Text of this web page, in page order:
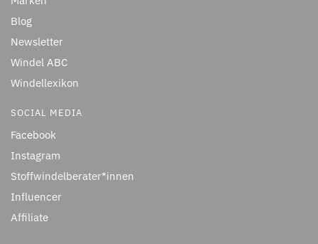
Blog
Newsletter
Windel ABC
Windellexikon
SOCIAL MEDIA
Facebook
Instagram
Stoffwindelberater*innen
Influencer
Affiliate